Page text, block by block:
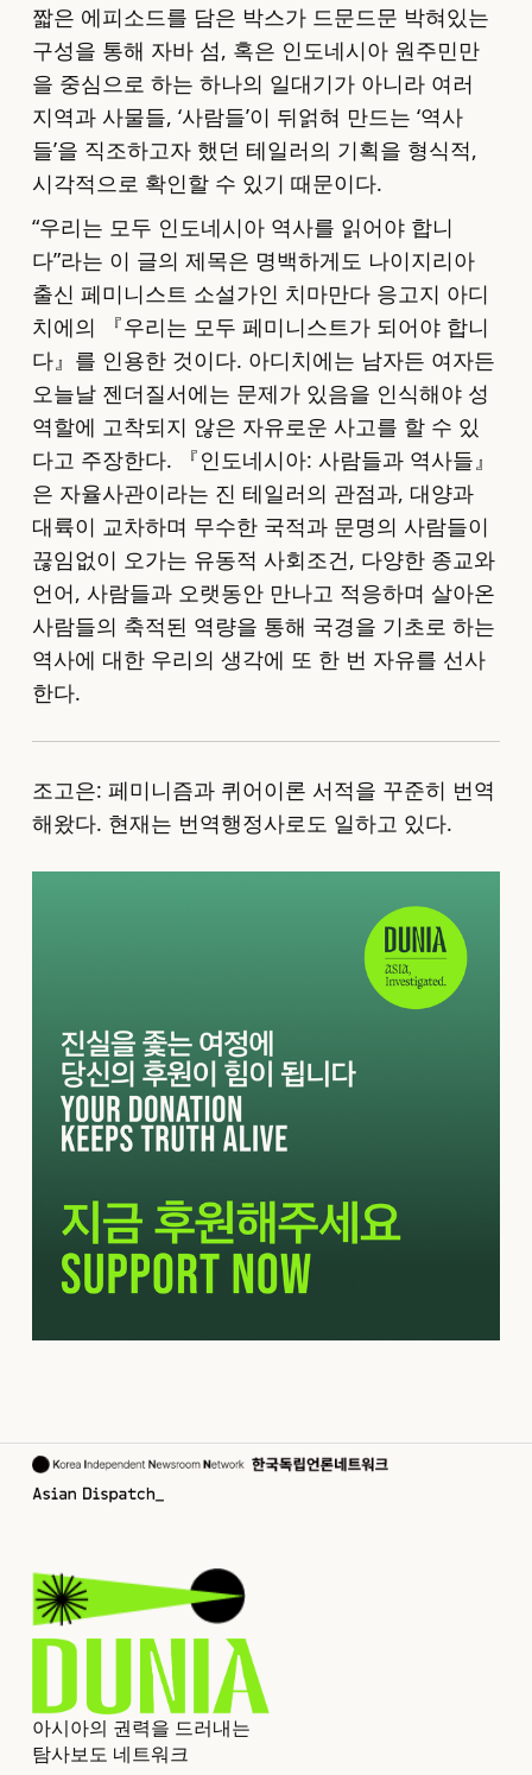
짧은 에피소드를 담은 박스가 드문드문 박혀있는
구성을 통해 자바 섬, 혹은 인도네시아 원주민만
을 중심으로 하는 하나의 일대기가 아니라 여러
지역과 사물들, ‘사람들’이 뒤얽혀 만드는 ‘역사
들’을 직조하고자 했던 테일러의 기획을 형식적,
시각적으로 확인할 수 있기 때문이다.
“우리는 모두 인도네시아 역사를 읽어야 합니
다”라는 이 글의 제목은 명백하게도 나이지리아
출신 페미니스트 소설가인 치마만다 응고지 아디
치에의 『우리는 모두 페미니스트가 되어야 합니
다』를 인용한 것이다. 아디치에는 남자든 여자든
오늘날 젠더질서에는 문제가 있음을 인식해야 성
역할에 고착되지 않은 자유로운 사고를 할 수 있
다고 주장한다. 『인도네시아: 사람들 과 역사들』
은 자율사관이라는 진 테일러의 관점과, 대양과
대륙이 교차하며 무수한 국적과 문명의 사람들이
끊임없이 오가는 유동적 사회조건, 다양한 종교와
언어, 사람들과 오랫동안 만나고 적응하며 살아온
사람들의 축적된 역량을 통해 국경을 기초로 하는
역사에 대한 우리의 생각에 또 한 번 자유를 선사
한다.
조고은: 페미니즘과 퀴어이론 서적을 꾸준히 번역
해왔다. 현재는 번역행정사로도 일하고 있다.
아시아의 권력을 드러내는
탐사보도 네트워크